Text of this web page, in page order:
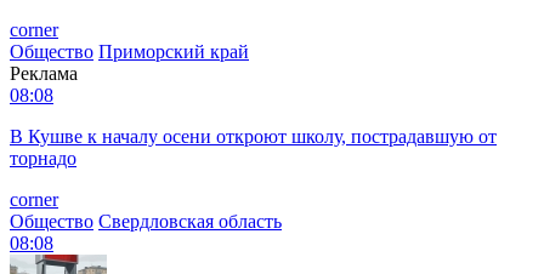
corner
Общество Приморский край
Реклама
08:08
В Кушве к началу осени откроют школу, пострадавшую от
торнадо
corner
Общество Свердловская область
08:08